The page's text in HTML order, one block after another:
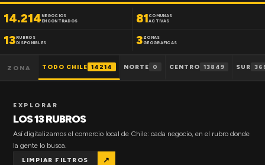
14.214NEGOCIOS
ENCONTRADOS
81 COMUNAS
ACTIVAS
13RUBROS
DISPONIBLES
3 ZONAS
GEOGRAFICAS
ZONA TODO CHILE 14214 NORTE 0 CENTRO 13849 SUR
EXPLORAR
LOS 13 RUBROS
Así digitalizamos el comercio local de Chile: cada negocio, en el rubro donde
la gente lo busca.
LIMPIAR FILTROS ↗